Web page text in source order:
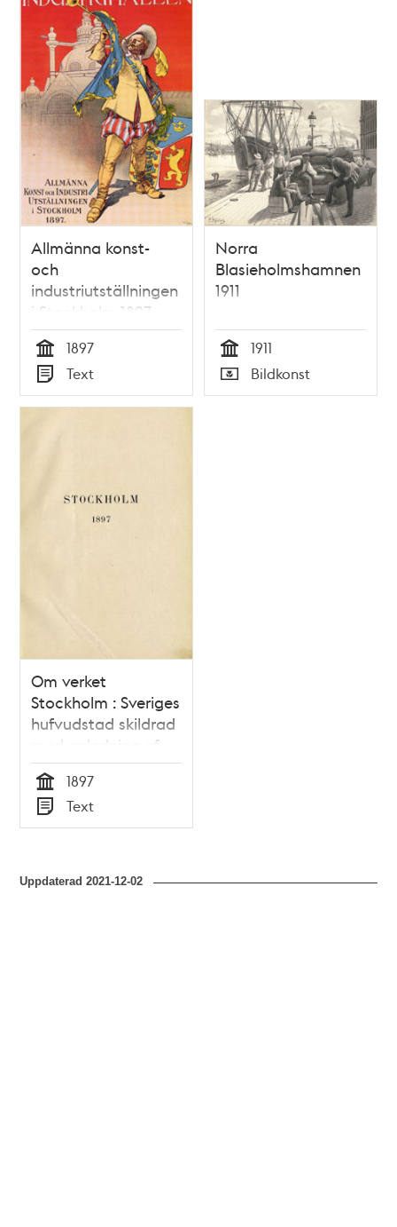
och
Allmänna konst-
och
industriutställningen
i Stockholm 1897
Tid
1897
Typ
Text
Norra
Blasieholmshamnen
1911
Tid
1911
Typ
Bildkonst
Om verket
Stockholm : Sveriges
hufvudstad skildrad
med anledning af
allmänna konst- och
industriutställningen
1897
Tid
1897
Typ
Text
Uppdaterad2021-12-02